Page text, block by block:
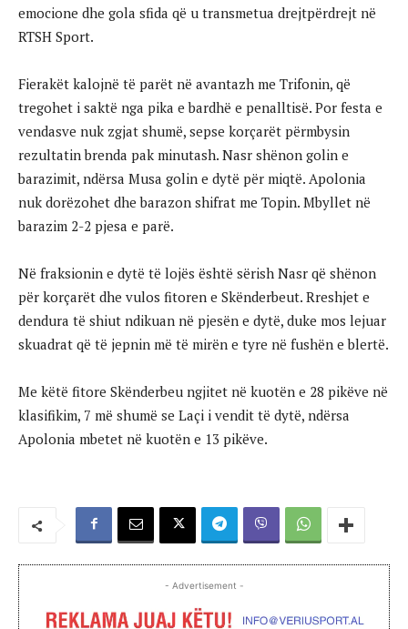
emocione dhe gola sfida që u transmetua drejtpërdrejt në
RTSH Sport.
Fierakët kalojnë të parët në avantazh me Trifonin, që
tregohet i saktë nga pika e bardhë e penalltisë. Por festa e
vendasve nuk zgjat shumë, sepse korçarët përmbysin
rezultatin brenda pak minutash. Nasr shënon golin e
barazimit, ndërsa Musa golin e dytë për miqtë. Apolonia
nuk dorëzohet dhe barazon shifrat me Topin. Mbyllet në
barazim 2-2 pjesa e parë.
Në fraksionin e dytë të lojës është sërish Nasr që shënon
për korçarët dhe vulos fitoren e Skënderbeut. Rreshjet e
dendura të shiut ndikuan në pjesën e dytë, duke mos lejuar
skuadrat që të jepnin më të mirën e tyre në fushën e blertë.
Me këtë fitore Skënderbeu ngjitet në kuotën e 28 pikëve në
klasifikim, 7 më shumë se Laçi i vendit të dytë, ndërsa
Apolonia mbetet në kuotën e 13 pikëve.
- Advertisement -